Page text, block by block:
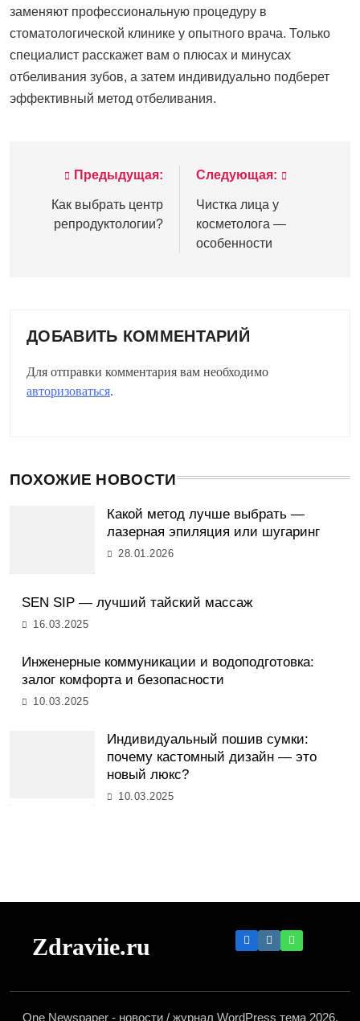
заменяют профессиональную процедуру в
стоматологической клинике у опытного врача. Только
специалист расскажет вам о плюсах и минусах
отбеливания зубов, а затем индивидуально подберет
эффективный метод отбеливания.
Навигация
записям
Предыдущая:
Как выбрать центр
репродуктологии?
Следующая:
Чистка лица у
косметолога —
особенности
ДОБАВИТЬ КОММЕНТАРИЙ
Для отправки комментария вам необходимо
авторизоваться.
ПОХОЖИЕ НОВОСТИ
Какой метод лучше выбрать —
лазерная эпиляция или шугаринг
28.01.2026
SEN SIP — лучший тайский массаж
16.03.2025
Инженерные коммуникации и водоподготовка:
залог комфорта и безопасности
10.03.2025
Индивидуальный пошив сумки:
почему кастомный дизайн — это
новый люкс?
10.03.2025
Zdraviie.ru
One Newspaper - новости / журнал WordPress тема 2026.